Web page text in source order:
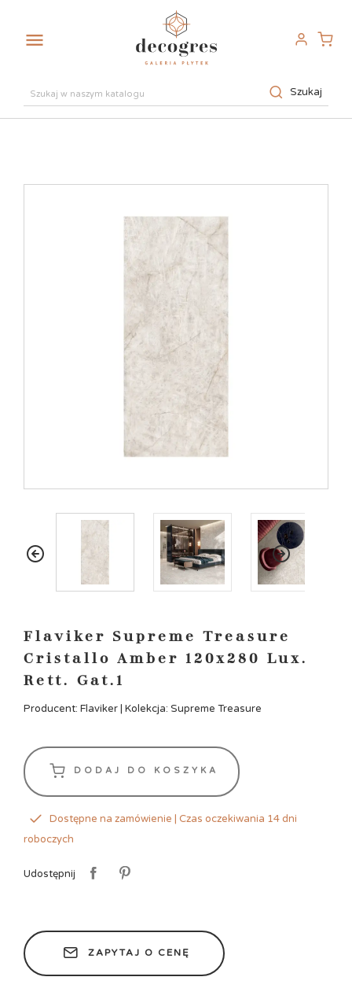

Szukaj
Flaviker Supreme Treasure
Cristallo Amber 120x280 Lux.
Rett. Gat.1
Producent: Flaviker | Kolekcja: Supreme Treasure
DODAJ DO KOSZYKA
Dostępne na zamówienie | Czas oczekiwania 14 dni
roboczych
Udostępnij
ZAPYTAJ O CENĘ